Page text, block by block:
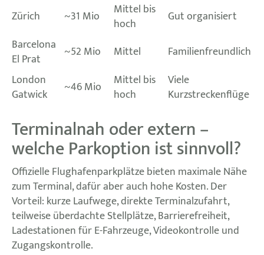
Zürich
~31 Mio
Mittel bis
hoch
Gut organisiert
Barcelona
El Prat
~52 Mio Mittel
Familienfreundlich
London
Gatwick
~46 Mio
Mittel bis
hoch
Viele
Kurzstreckenflüge
Terminalnah oder extern –
welche Parkoption ist sinnvoll?
Offizielle Flughafenparkplätze bieten maximale Nähe
zum Terminal, dafür aber auch hohe Kosten. Der
Vorteil: kurze Laufwege, direkte Terminalzufahrt,
teilweise überdachte Stellplätze, Barrierefreiheit,
Ladestationen für E-Fahrzeuge, Videokontrolle und
Zugangskontrolle.